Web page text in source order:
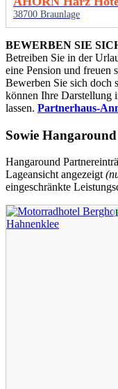
38700 Braunlage
BEWERBEN SIE
Betreiben Sie in der
eine Pension und freuen
Bewerben Sie sich doch
können Ihre Darstellung
lassen. Partnerhaus-
Sowie
Hangaround
Lageansicht angezeigt
eingeschränkte